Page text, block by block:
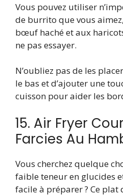
Vous pouvez utiliser
de burrito que vous
bœuf haché et aux
ne pas essayer.
N’oubliez pas de les
le bas et d’ajouter une
cuisson pour aider les
15. Air Fryer
Farcies Au
Vous cherchez quelque
faible teneur en glucides
facile à préparer ? Ce plat